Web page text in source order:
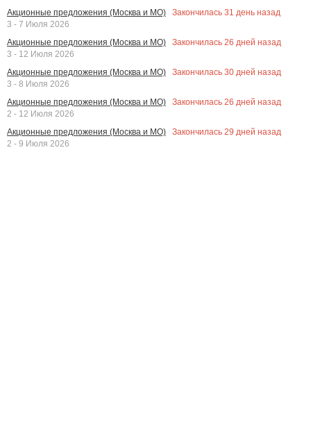
Акционные предложения (Москва и МО)
Закончилась 31 день назад
3 - 7 Июля 2026
Акционные предложения (Москва и МО)
Закончилась 26 дней назад
3 - 12 Июля 2026
Акционные предложения (Москва и МО)
Закончилась 30 дней назад
3 - 8 Июля 2026
Акционные предложения (Москва и МО)
Закончилась 26 дней назад
2 - 12 Июля 2026
Акционные предложения (Москва и МО)
Закончилась 29 дней назад
2 - 9 Июля 2026